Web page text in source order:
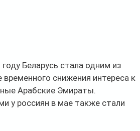
Беларусь стала одним из
снижения интереса к
Арабские Эмираты.
у россиян в мае также стали